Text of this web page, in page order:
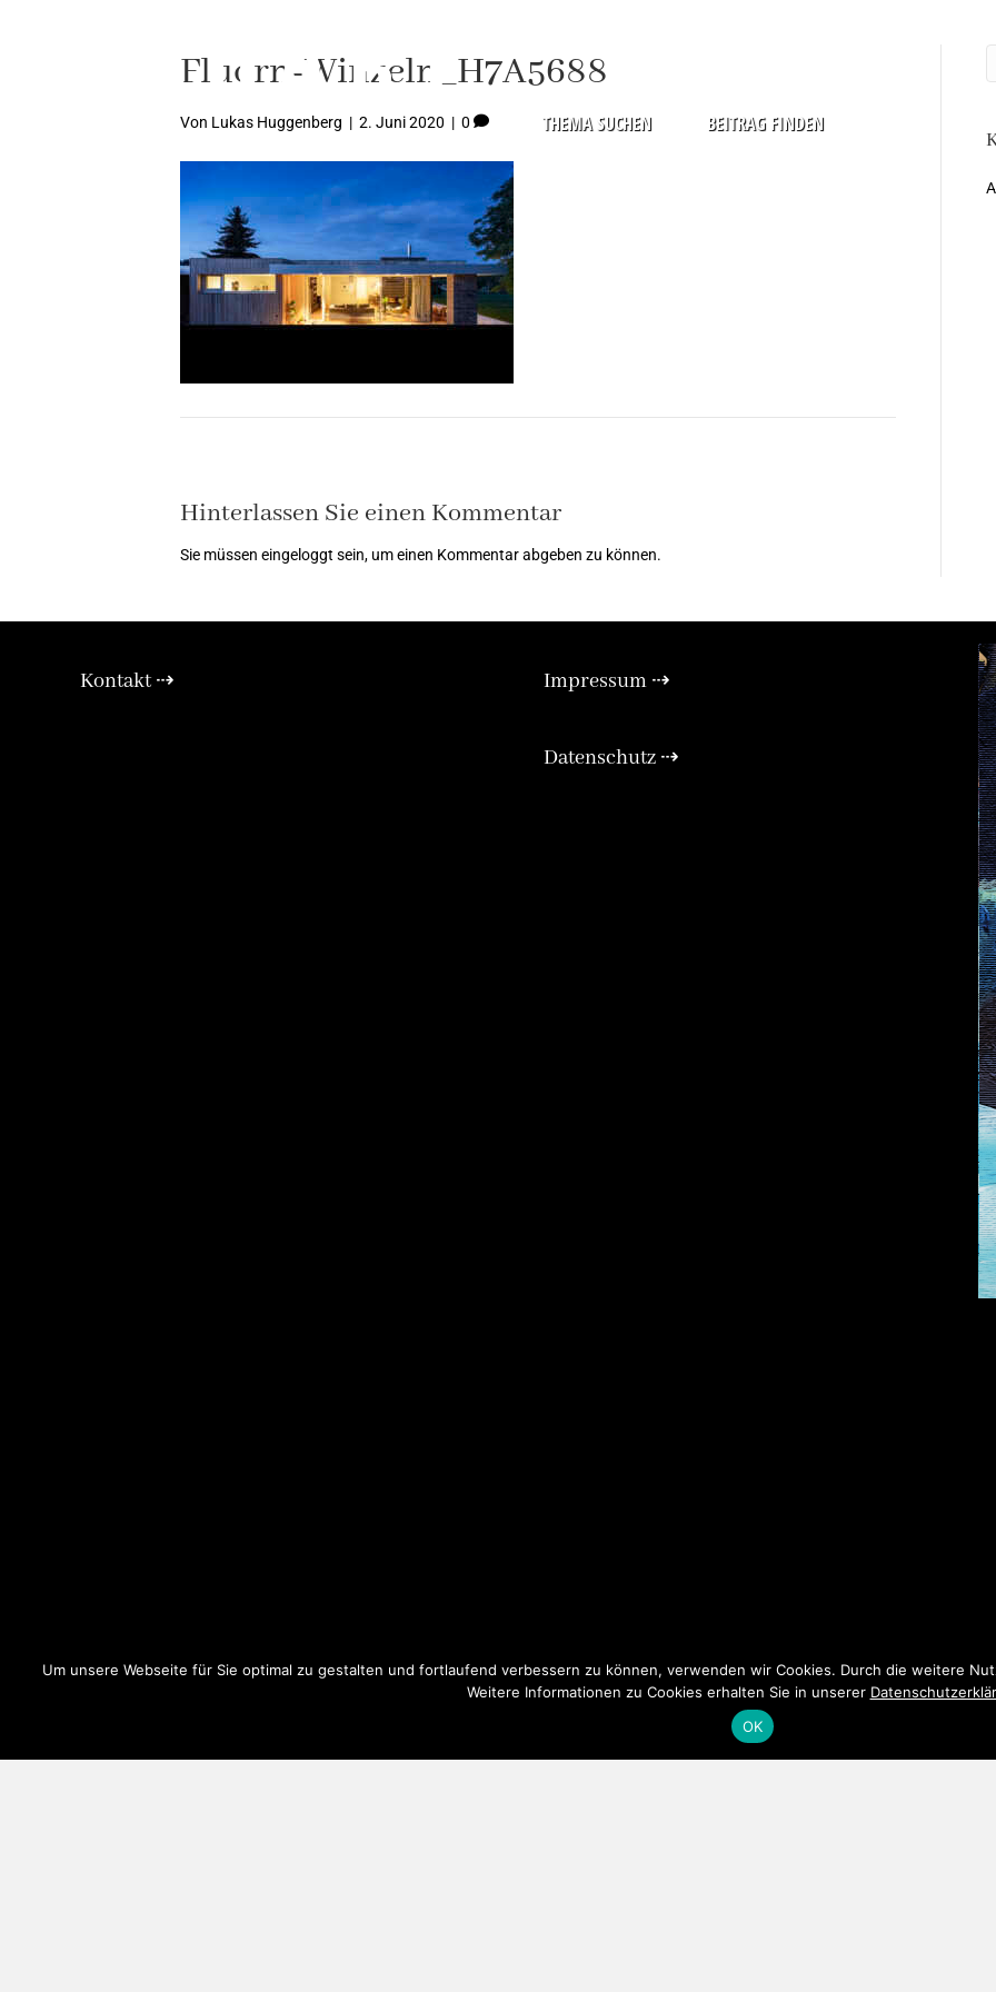
THEMA SUCHEN BEITRAG FINDEN
Fluorn-Winzeln_H7A5688
Von Lukas Huggenberg | 2. Juni 2020 | 0
Hinterlassen Sie einen Kommentar
Sie müssen eingeloggt sein, um einen Kommentar abgeben zu können.
Kontakt ⇢ Impressum ⇢
Datenschutz ⇢
Um unsere Webseite für Sie optimal zu gestalten und fortlaufend verbessern zu können, verwenden wir Cookies. Durch die weitere
Weitere Informationen zu Cookies erhalten Sie in unserer
OK